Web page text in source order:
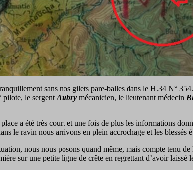
sans nos gilets pare-balles dans le H.34 N°
pilote, le sergent Aubry mécanicien, le lieutenant médecin
a été très court et une fois de plus les informations
le ravin nous arrivons en plein accrochage et les blessés
nous nous posons quand même, mais compte tenu
sur une petite ligne de crête en regrettant d’avoir laissé